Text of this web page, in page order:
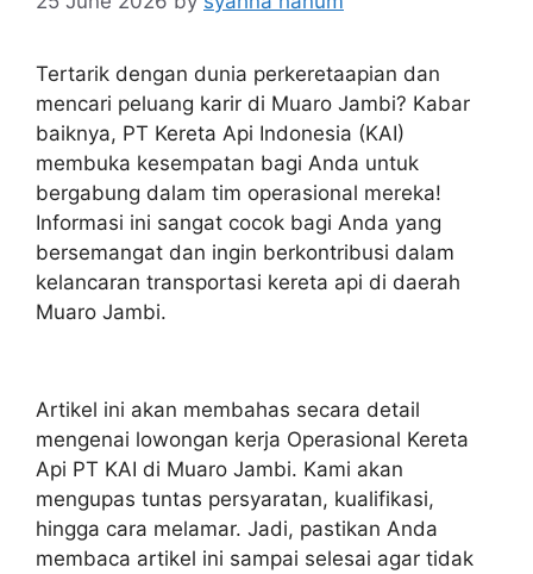
Tertarik dengan dunia perkeretaapian dan
mencari peluang karir di Muaro Jambi? Kabar
baiknya, PT Kereta Api Indonesia (KAI)
membuka kesempatan bagi Anda untuk
bergabung dalam tim operasional mereka!
Informasi ini sangat cocok bagi Anda yang
bersemangat dan ingin berkontribusi dalam
kelancaran transportasi kereta api di daerah
Muaro Jambi.
Artikel ini akan membahas secara detail
mengenai lowongan kerja Operasional Kereta
Api PT KAI di Muaro Jambi. Kami akan
mengupas tuntas persyaratan, kualifikasi,
hingga cara melamar. Jadi, pastikan Anda
membaca artikel ini sampai selesai agar tidak